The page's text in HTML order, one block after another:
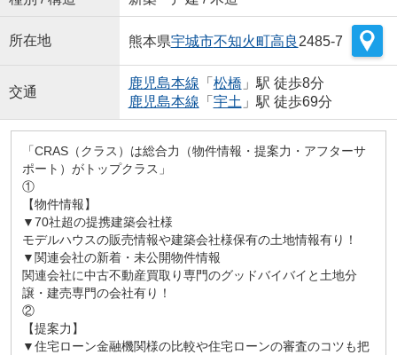
所在地 熊本県宇城市不知火町高良 2485-7
交通
鹿児島本線 「 松橋 」駅 徒歩8分
鹿児島本線 「 宇土 」駅 徒歩69分
「CRAS（クラス）は総合力（物件情報・提案力・アフターサ
ポート）がトップクラス」
①
【物件情報】
▼70社超の提携建築会社様
モデルハウスの販売情報や建築会社様保有の土地情報有り！
▼関連会社の新着・未公開物件情報
関連会社に中古不動産買取り専門のグッドバイバイと土地分
譲・建売専門の会社有り！
②
【提案力】
▼住宅ローン金融機関様の比較や住宅ローンの審査のコツも把